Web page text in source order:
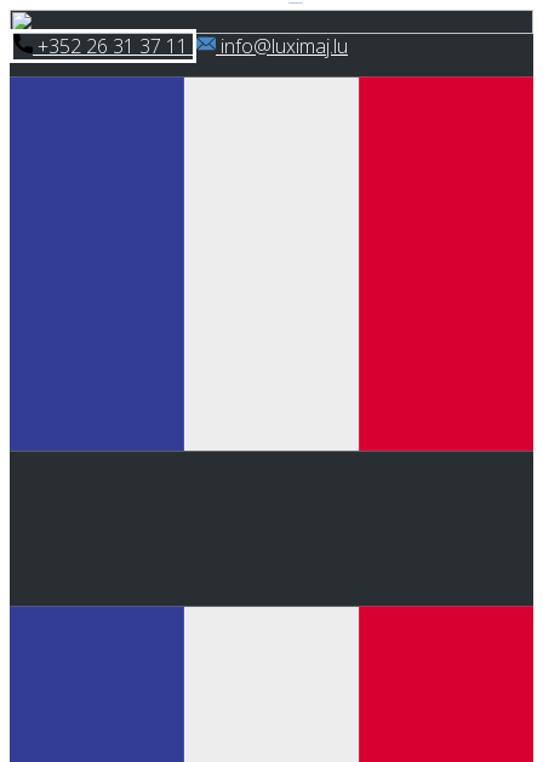
Skip
to
content
​+352 26 31 37 11 ​info@luximaj.lu